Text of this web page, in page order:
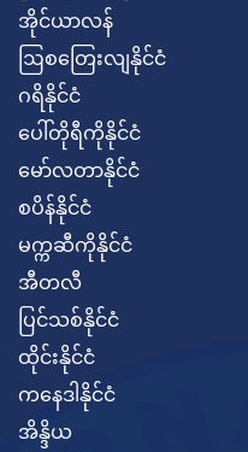
အိုင်ယာလန်
ဩစတြေးလျနိုင်ငံ
ဂရိနိုင်ငံ
ပေါ်တိုရီကိုနိုင်ငံ
မော်လတာနိုင်ငံ
စပိန်နိုင်ငံ
မက္ကဆီကိုနိုင်ငံ
အီတလီ
ပြင်သစ်နိုင်ငံ
ထိုင်းနိုင်ငံ
ကနေဒါနိုင်ငံ
အိန္ဒိယ